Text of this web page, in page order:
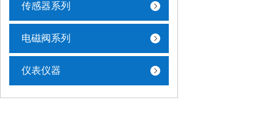
传感器系列
电磁阀系列
仪表仪器